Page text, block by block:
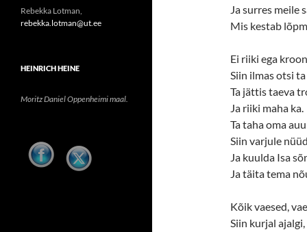
Ja surres meile
Mis kestab
Ei riiki ega
Siin ilmas otsi ta
Ta jättis taeva
Ja riiki maha ka.
Ta taha oma auu
Siin varjule
Ja kuulda Isa
Ja täita tema
Kõik vaesed,
Siin kurjal ajalgi,
Rebekka Lotman,
rebekka.lotman@ut.ee
HEINRICH HEINE
Moritz Daniel Oppenheimi maal.